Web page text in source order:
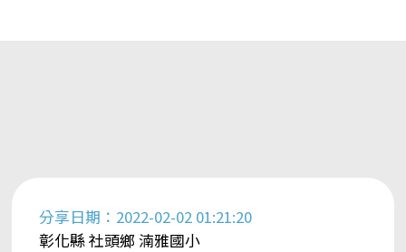
分享日期：2022-02-02 01:21:20
彰化縣 社頭鄉 湳雅國小